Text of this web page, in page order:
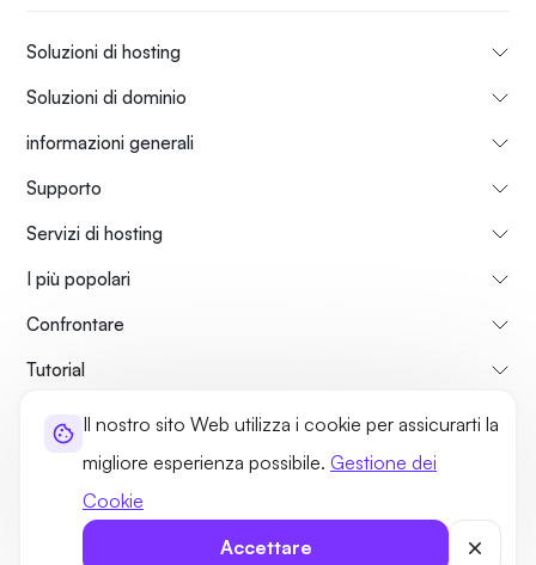
Il nostro sito Web utilizza i cookie per assicurarti la
migliore esperienza possibile. Gestione dei
Cookie
Accettare
Soluzioni di hosting
Soluzioni di dominio
informazioni generali
Supporto
Servizi di hosting
I più popolari
Confrontare
Tutorial
Su di Noi
Norme sulla PrivacyPolitiche legaliMappa del sito
©2026 UltaHost - Tutti i diritti riservati